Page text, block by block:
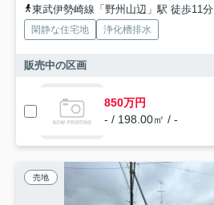
東武伊勢崎線「野州山辺」駅 徒歩11分
閑静な住宅地 浄化槽排水
販売中の区画
850万円
- / 198.00㎡ / -
売地